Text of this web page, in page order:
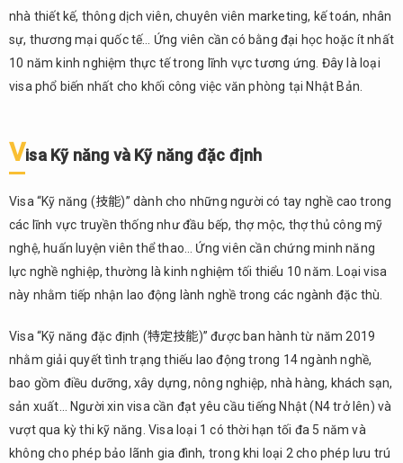
nhà thiết kế, thông dịch viên, chuyên viên marketing, kế toán, nhân
sự, thương mại quốc tế… Ứng viên cần có bằng đại học hoặc ít nhất
10 năm kinh nghiệm thực tế trong lĩnh vực tương ứng. Đây là loại
visa phổ biến nhất cho khối công việc văn phòng tại Nhật Bản.
Visa Kỹ năng và Kỹ năng đặc định
Visa “Kỹ năng (技能)” dành cho những người có tay nghề cao trong
các lĩnh vực truyền thống như đầu bếp, thợ mộc, thợ thủ công mỹ
nghệ, huấn luyện viên thể thao… Ứng viên cần chứng minh năng
lực nghề nghiệp, thường là kinh nghiệm tối thiểu 10 năm. Loại visa
này nhằm tiếp nhận lao động lành nghề trong các ngành đặc thù.
Visa “Kỹ năng đặc định (特定技能)” được ban hành từ năm 2019
nhằm giải quyết tình trạng thiếu lao động trong 14 ngành nghề,
bao gồm điều dưỡng, xây dựng, nông nghiệp, nhà hàng, khách sạn,
sản xuất… Người xin visa cần đạt yêu cầu tiếng Nhật (N4 trở lên) và
vượt qua kỳ thi kỹ năng. Visa loại 1 có thời hạn tối đa 5 năm và
không cho phép bảo lãnh gia đình, trong khi loại 2 cho phép lưu trú